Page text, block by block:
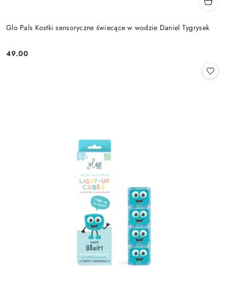
Glo Pals Kostki sensoryczne świecące w wodzie Daniel Tygrysek
Cena:
49.00